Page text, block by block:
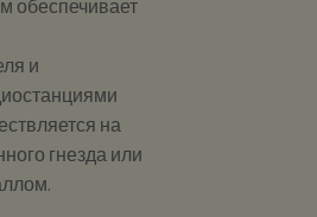
обеспечивает
и
на
гнезда или